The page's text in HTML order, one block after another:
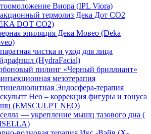
Виора (IPL Viora)
термолиз Дека Дот СО2
DOT CO2)
эпиляция Дека Мовео (Deka
чистка и уход для лица
(HydraFacial)
пилинг «Черный бриллиант»
мезотерапия
Эндосфера-терапия
Нео – коррекция фигуры и тонуса
(EMSCULPT NEO)
— укрепление мышц тазового дна (